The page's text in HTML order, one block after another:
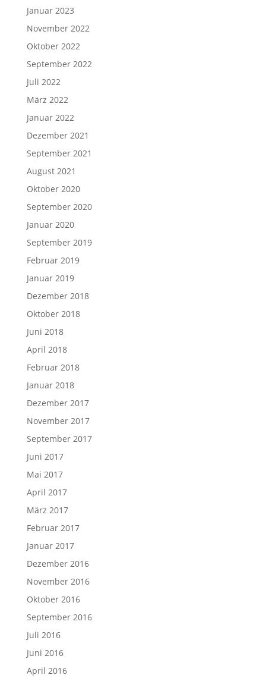
Januar 2023
November 2022
Oktober 2022
September 2022
Juli 2022
März 2022
Januar 2022
Dezember 2021
September 2021
August 2021
Oktober 2020
September 2020
Januar 2020
September 2019
Februar 2019
Januar 2019
Dezember 2018
Oktober 2018
Juni 2018
April 2018
Februar 2018
Januar 2018
Dezember 2017
November 2017
September 2017
Juni 2017
Mai 2017
April 2017
März 2017
Februar 2017
Januar 2017
Dezember 2016
November 2016
Oktober 2016
September 2016
Juli 2016
Juni 2016
April 2016